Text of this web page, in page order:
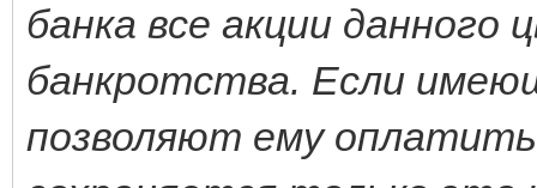
банка все акции
банкротства. Если
позволяют ему